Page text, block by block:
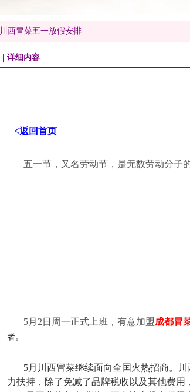
川西冒菜五一放假安排
详细内容
<返回首页
五一节，又名劳动节，是无数劳动分子
5月2日周一正式上班，有意加盟成都冒
者。
5月川西冒菜继续面向全国火热招商。
力扶持，除了免减了品牌税收以及其他费